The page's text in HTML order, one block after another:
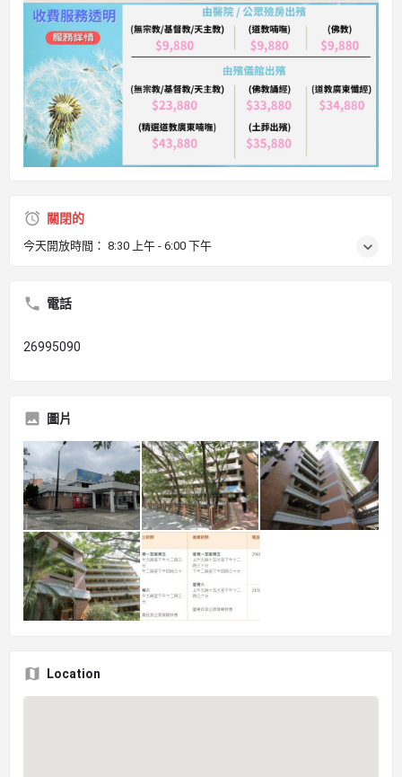
關閉的
今天開放時間： 8:30 上午 - 6:00 下午
電話
26995090
圖片
Location